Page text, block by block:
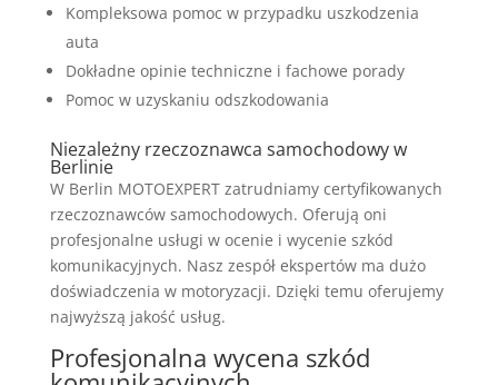
Kompleksowa pomoc w przypadku uszkodzenia
auta
Dokładne opinie techniczne i fachowe porady
Pomoc w uzyskaniu odszkodowania
Niezależny rzeczoznawca samochodowy w
Berlinie
W Berlin MOTOEXPERT zatrudniamy certyfikowanych
rzeczoznawców samochodowych. Oferują oni
profesjonalne usługi w ocenie i wycenie szkód
komunikacyjnych. Nasz zespół ekspertów ma dużo
doświadczenia w motoryzacji. Dzięki temu oferujemy
najwyższą jakość usług.
Profesjonalna wycena szkód